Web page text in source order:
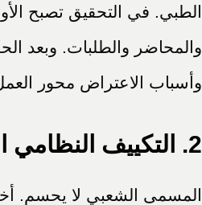
الطبي. في التحقيق تصبح
والمحاضر والطلبات. وبعد
وأسباب الاعتراض محور
2. التكييف النظامي الصحيح
المسمى الشعبي لا يحسم.